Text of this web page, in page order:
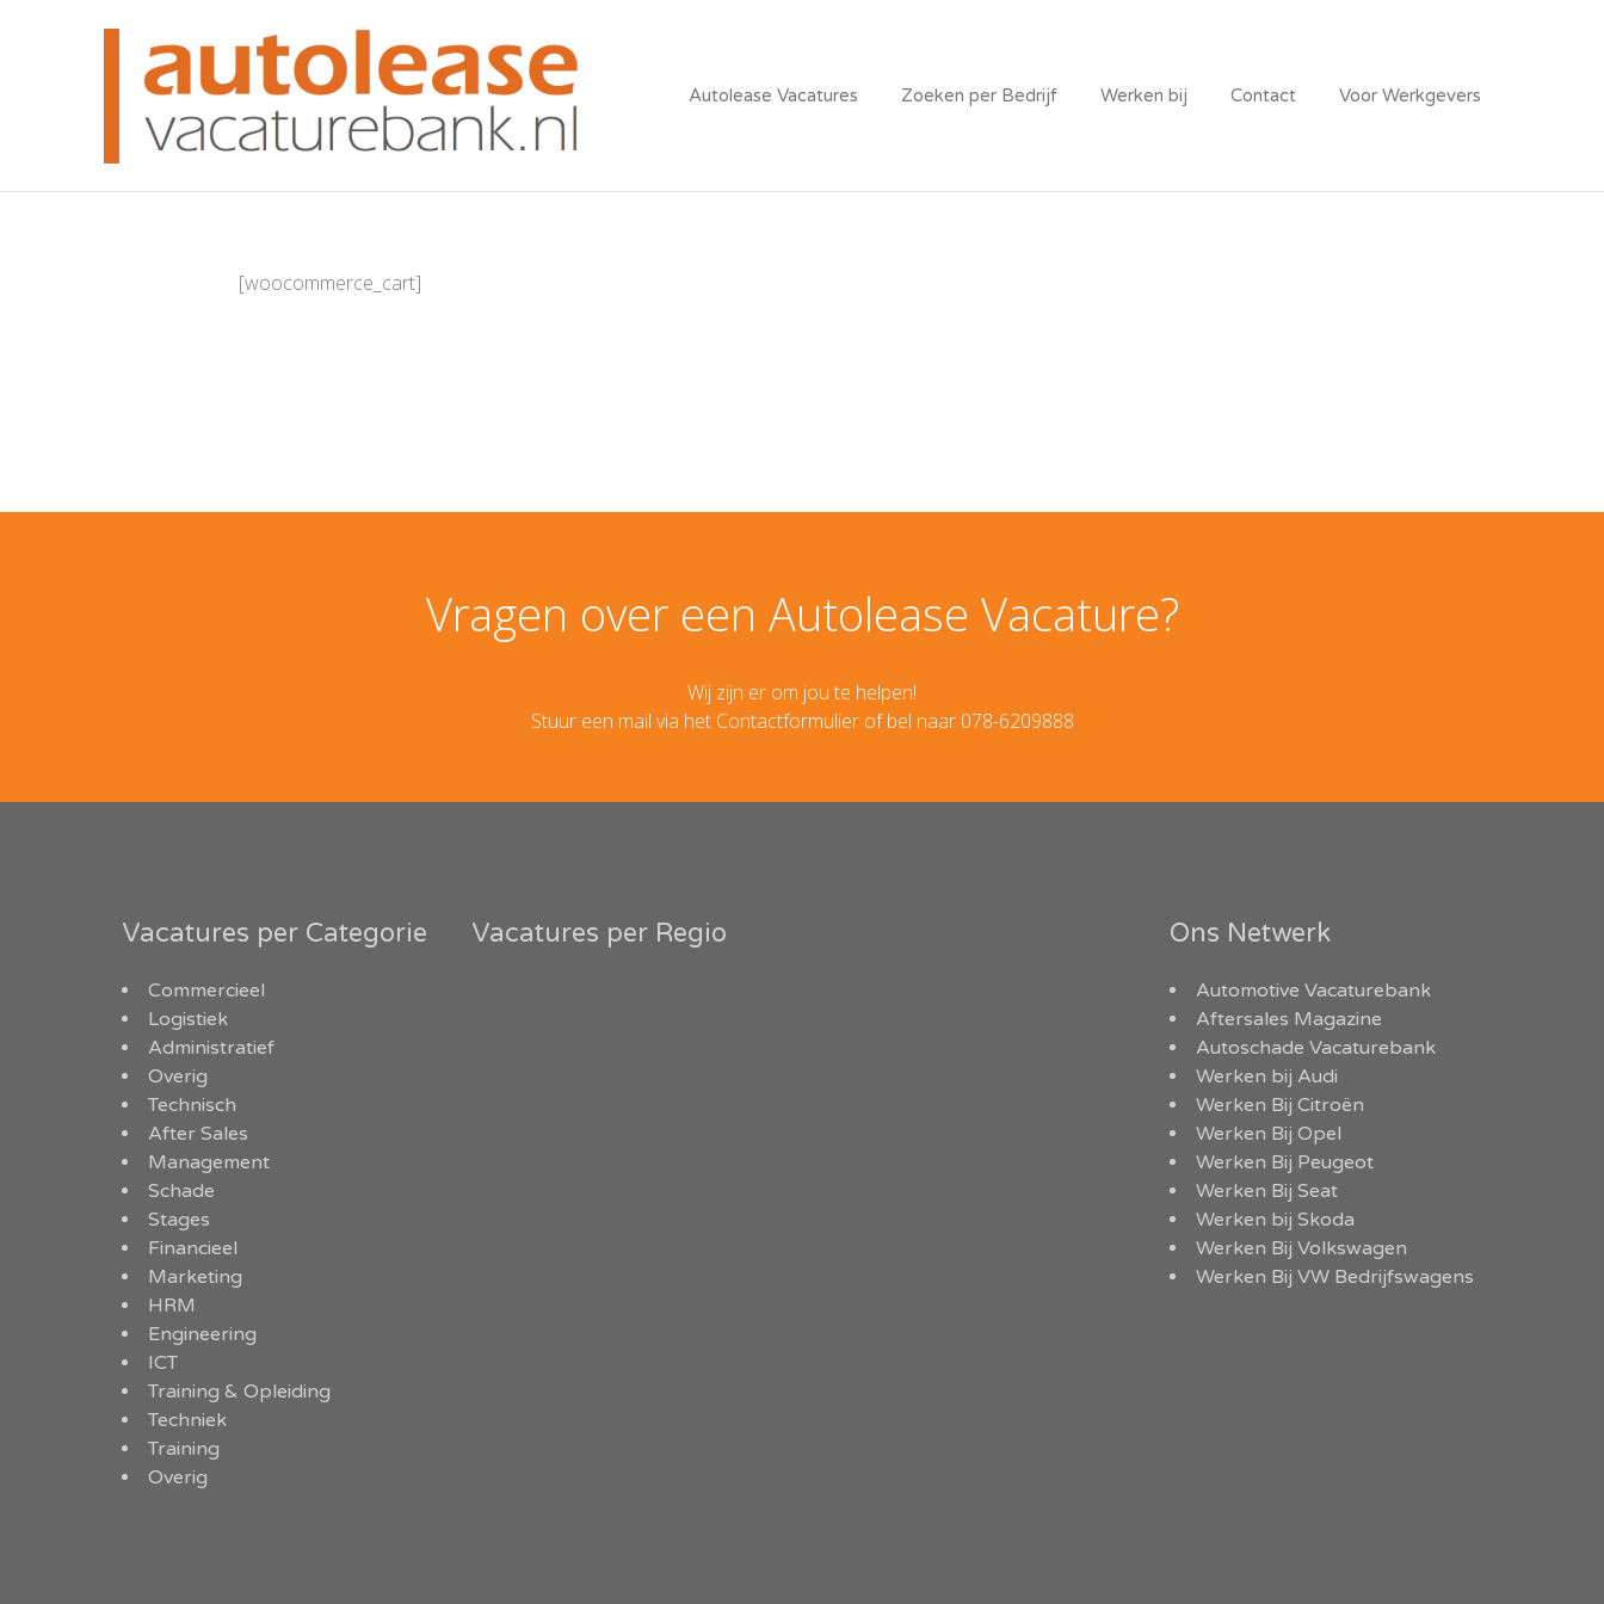
Autolease Vacatures Zoeken per Bedrijf Werken bij Contact Voor Werkgevers
[woocommerce_cart]
Vragen over een Autolease Vacature?
Wij zijn er om jou te helpen!
Stuur een mail via het Contactformulierof bel naar 078-6209888
Vacatures per Categorie
Commercieel
Logistiek
Administratief
Overig
Technisch
After Sales
Management
Schade
Stages
Financieel
Marketing
HRM
Engineering
ICT
Training & Opleiding
Techniek
Training
Overig
Vacatures per Regio Ons Netwerk
Automotive Vacaturebank
Aftersales Magazine
Autoschade Vacaturebank
Werken bij Audi
Werken Bij Citroën
Werken Bij Opel
Werken Bij Peugeot
Werken Bij Seat
Werken bij Skoda
Werken Bij Volkswagen
Werken Bij VW Bedrijfswagens